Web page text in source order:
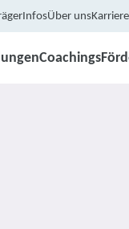
InfosÜber unsKarriere
Coachings